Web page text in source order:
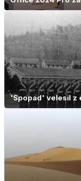
'Spopad' velesil z